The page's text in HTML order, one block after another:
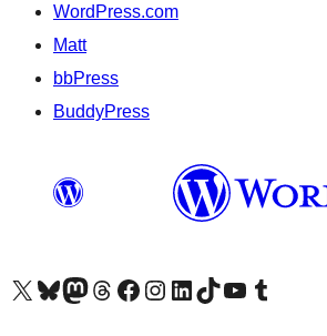
WordPress.com
Matt
bbPress
BuddyPress
Apmeklējiet mūsu X (agrāk Twitter) kontu
Apmeklējiet mūsu Bluesky kontu
Apmeklējiet mūsu Mastodon kontu
Apmeklējiet mūsu Threads kontu
Apmeklējiet mūsu Facebook lapuApmeklējiet mūsu Instagram kontu
Apmeklējiet mūsu LinkedIn kontu
Apmeklējiet mūsu TikTok kontu
Apmeklējiet mūsu YouTube kanālu
Apmeklējiet mūsu Tumblr kontu